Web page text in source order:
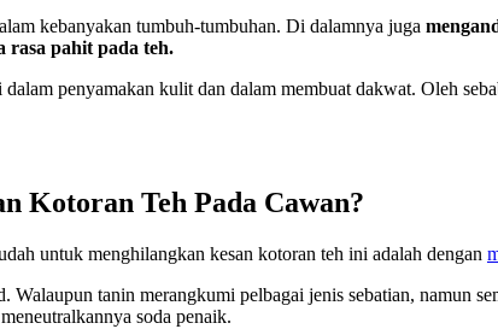
kebanyakan tumbuh-tumbuhan. Di dalamnya juga
rasa pahit pada teh.
penyamakan kulit dan dalam membuat dakwat. Oleh
Kotoran Teh Pada Cawan?
untuk menghilangkan kesan kotoran teh ini adalah dengan
tanin merangkumi pelbagai jenis sebatian, namun
soda penaik.